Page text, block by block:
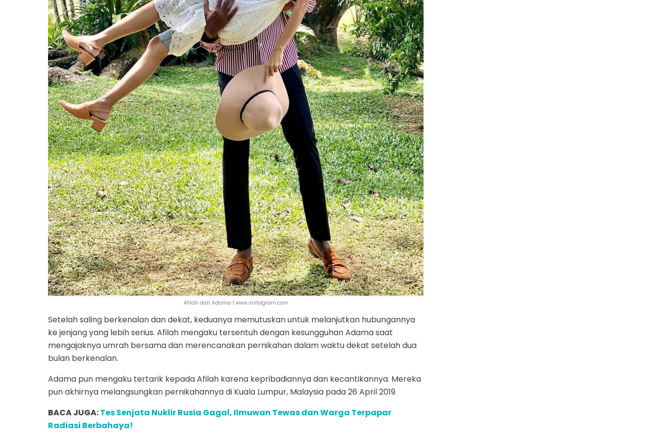
Afilah dan Adama | www.instagram.com
Setelah saling berkenalan dan dekat, keduanya memutuskan untuk melanjutkan hubungannya
ke jenjang yang lebih serius. Afilah mengaku tersentuh dengan kesungguhan Adama saat
mengajaknya umrah bersama dan merencanakan pernikahan dalam waktu dekat setelah dua
bulan berkenalan.
Adama pun mengaku tertarik kepada Afilah karena kepribadiannya dan kecantikannya. Mereka
pun akhirnya melangsungkan pernikahannya di Kuala Lumpur, Malaysia pada 26 April 2019.
BACA JUGA:Tes Senjata Nuklir Rusia Gagal, Ilmuwan Tewas dan Warga Terpapar
Radiasi Berbahaya!